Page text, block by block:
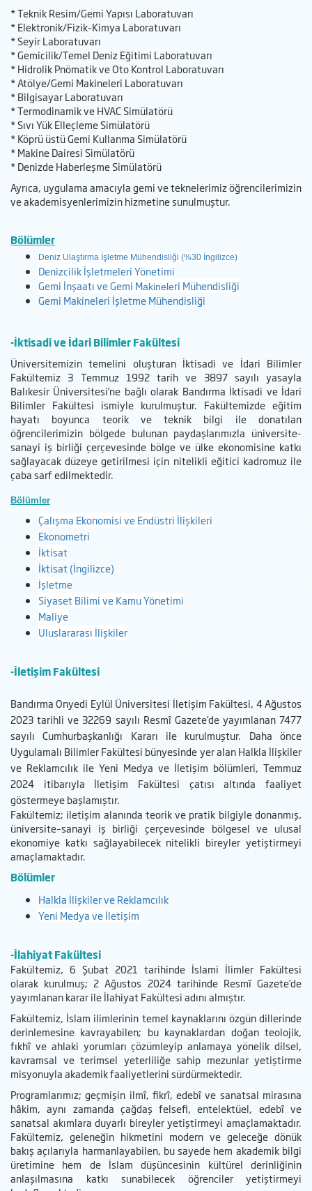
* Teknik Resim/Gemi Yapısı Laboratuvarı
* Elektronik/Fizik-Kimya Laboratuvarı
* Seyir Laboratuvarı
* Gemicilik/Temel Deniz Eğitimi Laboratuvarı
* Hidrolik Pnömatik ve Oto Kontrol Laboratuvarı
* Atölye/Gemi Makineleri Laboratuvarı
* Bilgisayar Laboratuvarı
* Termodinamik ve HVAC Simülatörü
* Sıvı Yük Elleçleme Simülatörü
* Köprü üstü Gemi Kullanma Simülatörü
* Makine Dairesi Simülatörü
* Denizde Haberleşme Simülatörü
Ayrıca, uygulama amacıyla gemi ve teknelerimiz öğrencilerimizin
ve akademisyenlerimizin hizmetine sunulmuştur.
Bölümler
Deniz Ulaştırma İşletme Mühendisliği (%30 İngilizce)
Denizcilik İşletmeleri Yönetimi
Gemi İnşaatı ve Gemi Makineleri Mühendisliği​
Gemi Makineleri İşletme Mühendisliği
-İktisadi ve İdari Bilimler Fakültesi
Üniversitemizin temelini oluşturan İktisadi ve İdari Bilimler
Fakültemiz 3 Temmuz 1992 tarih ve 3897 sayılı yasayla
Balıkesir Üniversitesi’ne bağlı olarak Bandırma İktisadi ve İdari
Bilimler Fakültesi ismiyle kurulmuştur. Fakültemizde eğitim
hayatı boyunca teorik ve teknik bilgi ile donatılan
öğrencilerimizin bölgede bulunan paydaşlarımızla üniversite-
sanayi iş birliği çerçevesinde bölge ve ülke ekonomisine katkı
sağlayacak düzeye getirilmesi için nitelikli eğitici kadromuz ile
çaba sarf edilmektedir.
Bölümler
Çalışma Ekonomisi ve Endüstri İlişkileri
Ekonometri
İktisat
İktisat (İngilizce)
İşletme
Siyaset Bilimi ve Kamu Yönetimi
Maliye
Uluslararası İlişkiler
-İletişim Fakültesi
Bandırma Onyedi Eylül Üniversitesi İletişim Fakültesi, 4 Ağustos
2023 tarihli ve 32269 sayılı Resmî Gazete’de yayımlanan 7477
sayılı Cumhurbaşkanlığı Kararı ile kurulmuştur. Daha önce
Uygulamalı Bilimler Fakültesi bünyesinde yer alan Halkla İlişkiler
ve Reklamcılık ile Yeni Medya ve İletişim bölümleri, Temmuz
2024 itibarıyla İletişim Fakültesi çatısı altında faaliyet
göstermeye başlamıştır.
Fakültemiz; iletişim alanında teorik ve pratik bilgiyle donanmış,
üniversite–sanayi iş birliği çerçevesinde bölgesel ve ulusal
ekonomiye katkı sağlayabilecek nitelikli bireyler yetiştirmeyi
amaçlamaktadır.
Bölümler
Halkla İlişkiler ve Reklamcılık
Yeni Medya ve İletişim
-İlahiyat Fakültesi
Fakültemiz, 6 Şubat 2021 tarihinde İslami İlimler Fakültesi
olarak kurulmuş; 2 Ağustos 2024 tarihinde Resmî Gazete’de
yayımlanan karar ile İlahiyat Fakültesi adını almıştır.
Fakültemiz, İslam ilimlerinin temel kaynaklarını özgün dillerinde
derinlemesine kavrayabilen; bu kaynaklardan doğan teolojik,
fıkhî ve ahlaki yorumları çözümleyip anlamaya yönelik dilsel,
kavramsal ve terimsel yeterliliğe sahip mezunlar yetiştirme
misyonuyla akademik faaliyetlerini sürdürmektedir.
Programlarımız; geçmişin ilmî, fikrî, edebî ve sanatsal mirasına
hâkim, aynı zamanda çağdaş felsefi, entelektüel, edebî ve
sanatsal akımlara duyarlı bireyler yetiştirmeyi amaçlamaktadır.
Fakültemiz, geleneğin hikmetini modern ve geleceğe dönük
bakış açılarıyla harmanlayabilen, bu sayede hem akademik bilgi
üretimine hem de İslam düşüncesinin kültürel derinliğinin
anlaşılmasına katkı sunabilecek öğrenciler yetiştirmeyi